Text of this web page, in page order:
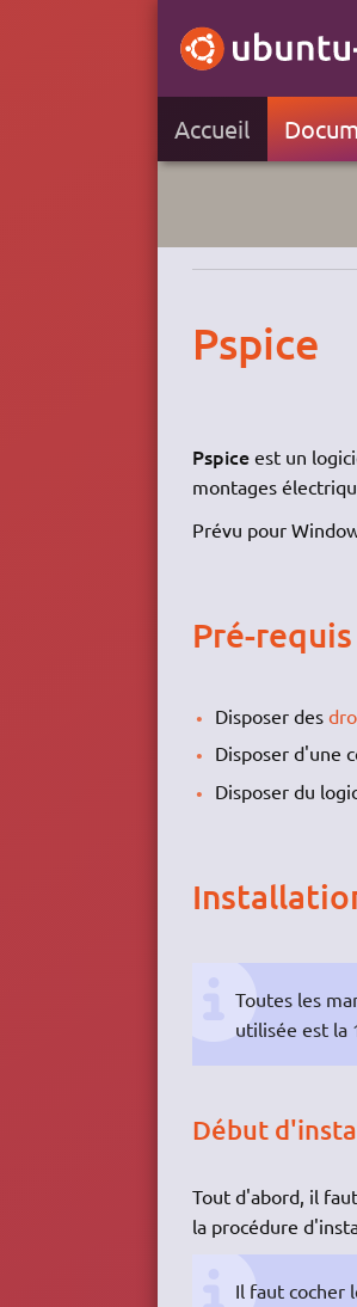
Accueil
Pspice
Pspiceest un
montages
Prévu pour
Pré-requis
Disposer des
Disposer d'une
Disposer du
Toutes les
utilisée est la
Début
Tout d'abord, il faut
la procédure
Il faut cocher